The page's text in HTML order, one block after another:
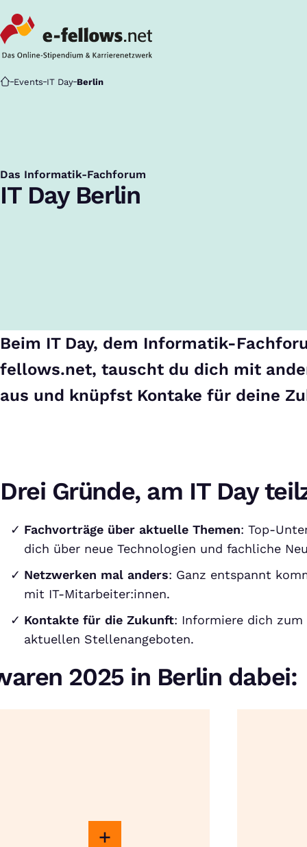
Startseite
Events IT Day Berlin
Das Informatik-Fachforum
:
IT Day Berlin
Beim IT Day, dem Informatik-
fellows.net, tauscht du dich mit
aus und knüpfst Kontake für deine
Drei Gründe, am IT Day
Fachvorträge über aktuelle Themen: Top-
dich über neue Technologien und fachliche
Netzwerken mal anders: Ganz entspannt
mit IT-Mitarbeiter:innen.
Kontakte für die Zukunft: Informiere dich zum
aktuellen Stellenangeboten.
2025 in Berlin dabei: